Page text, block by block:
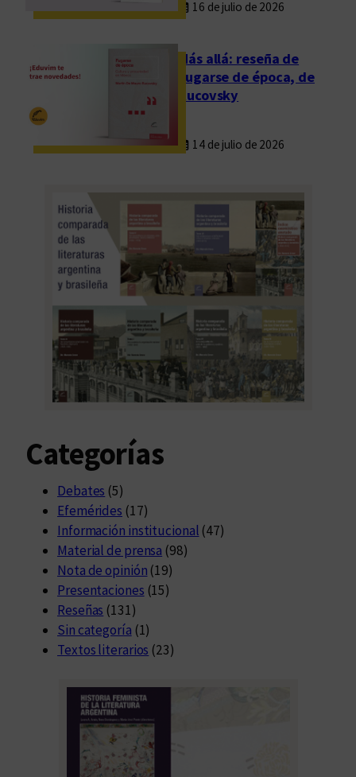
16 de julio de 2026
Más allá: reseña de
Fugarse de época, de
Rucovsky
14 de julio de 2026
Categorías
Debates (5)
Efemérides (17)
Información institucional (47)
Material de prensa (98)
Nota de opinión (19)
Presentaciones (15)
Reseñas (131)
Sin categoría (1)
Textos literarios (23)